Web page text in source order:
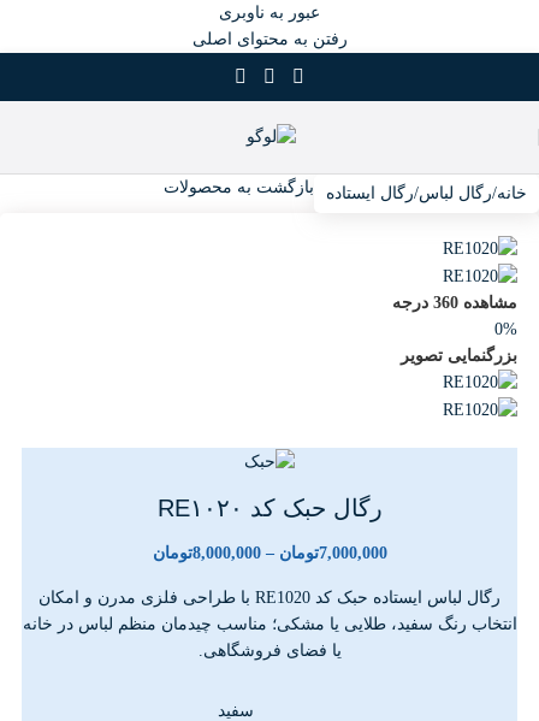
عبور به ناوبری
رفتن به محتوای اصلی
خانه/رگال لباس/رگال ایستاده بازگشت به محصولات
مشاهده 360 درجه
0%
بزرگنمایی تصویر
رگال حبک کد RE۱۰۲۰
7,000,000تومان –
8,000,000تومان
رگال لباس ایستاده حبک کد RE1020 با طراحی فلزی مدرن و امکان
انتخاب رنگ سفید، طلایی یا مشکی؛ مناسب چیدمان منظم لباس در خانه
یا فضای فروشگاهی.
سفید